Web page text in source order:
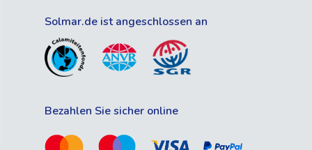
Solmar.de ist angeschlossen an
Bezahlen Sie sicher online